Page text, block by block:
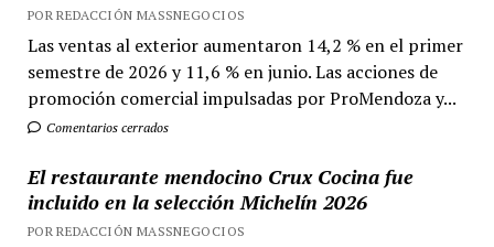
POR REDACCIÓN MASSNEGOCIOS
Las ventas al exterior aumentaron 14,2 % en el primer
semestre de 2026 y 11,6 % en junio. Las acciones de
promoción comercial impulsadas por ProMendoza y...
Comentarios cerrados
El restaurante mendocino Crux Cocina fue
incluido en la selección Michelín 2026
POR REDACCIÓN MASSNEGOCIOS